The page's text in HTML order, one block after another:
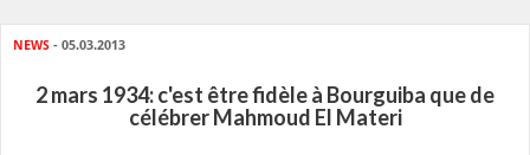
NEWS - 05.03.2013
2 mars 1934: c'est être fidèle à Bourguiba que de
célébrer Mahmoud El Materi